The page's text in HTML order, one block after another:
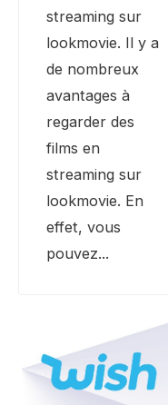
streaming sur
lookmovie. Il y a
de nombreux
avantages à
regarder des
films en
streaming sur
lookmovie. En
effet, vous
pouvez...